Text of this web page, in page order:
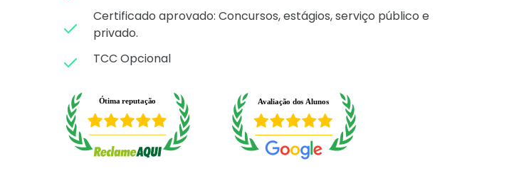
Certificado aprovado: Concursos, estágios, serviço público e
privado.
TCC Opcional